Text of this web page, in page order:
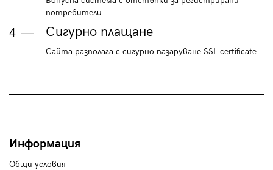
потребители
4 Сигурно плащане
Сайта разполага с сигурно пазаруване SSL certificate
Информация
Общи условия